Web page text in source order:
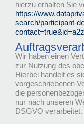
hierzu erhalten Sie
https://
search/participant-
Wir haben einen
zur Nutzung des
Hierbei handelt es
vorgeschriebenen
die
nur nach unseren
DSGVO verarbeitet.